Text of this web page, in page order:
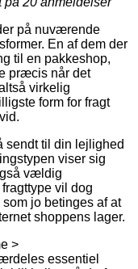
på nuværende
En af dem der
til en pakkeshop,
præcis når det
virkelig
form for fragt
sendt til din lejlighed
viser sig
vældig
vil dog
jo betinges af at
shoppens lager.
>
essentiel